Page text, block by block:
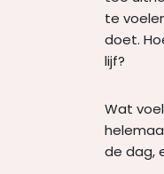
te
doet.
lijf?
Wat voel
de dag,